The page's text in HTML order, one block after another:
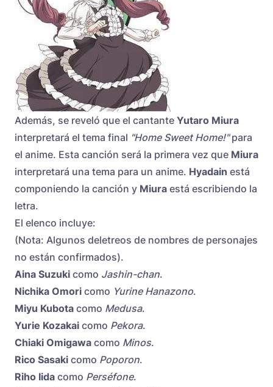
Además, se reveló que el cantante Yutaro Miura
interpretará el tema final "Home Sweet Home!"para
el anime. Esta canción será la primera vez que Miura
interpretará una tema para un anime. Hyadain está
componiendo la canción y Miura está escribiendo la
letra.
El elenco incluye:
(Nota: Algunos deletreos de nombres de personajes
no están confirmados).
Aina Suzuki como Jashin-chan.
Nichika Omori como Yurine Hanazono.
Miyu Kubota como Medusa.
Yurie Kozakai como Pekora.
Chiaki Omigawa como Minos.
Rico Sasaki como Poporon.
Riho Iida como Perséfone.